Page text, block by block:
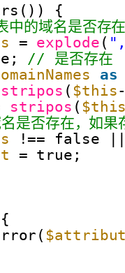
{
的域名是否存
= explode (
// 是否存在
as
stripos ( $this
stripos ( $this
是否存在，如果
!== false
= true;